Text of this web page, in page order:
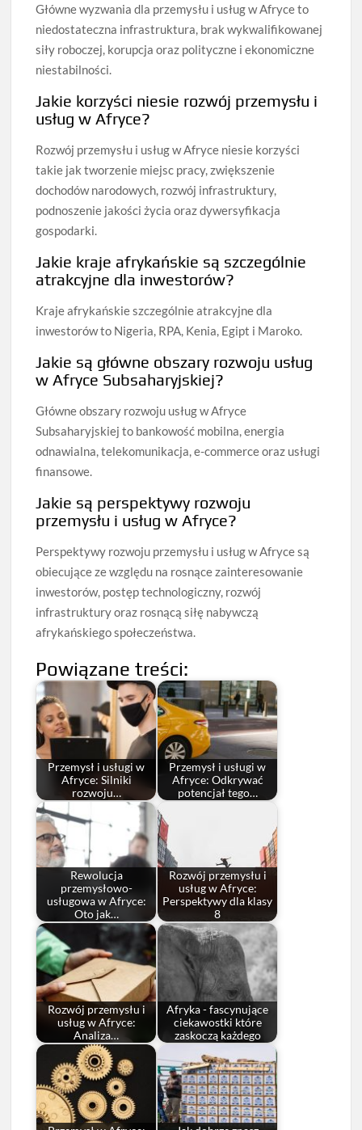
Główne wyzwania dla przemysłu i usług w Afryce to
niedostateczna infrastruktura, brak wykwalifikowanej
siły roboczej, korupcja oraz polityczne i ekonomiczne
niestabilności.
Jakie korzyści niesie rozwój przemysłu i
usług w Afryce?
Rozwój przemysłu i usług w Afryce niesie korzyści
takie jak tworzenie miejsc pracy, zwiększenie
dochodów narodowych, rozwój infrastruktury,
podnoszenie jakości życia oraz dywersyfikacja
gospodarki.
Jakie kraje afrykańskie są szczególnie
atrakcyjne dla inwestorów?
Kraje afrykańskie szczególnie atrakcyjne dla
inwestorów to Nigeria, RPA, Kenia, Egipt i Maroko.
Jakie są główne obszary rozwoju usług
w Afryce Subsaharyjskiej?
Główne obszary rozwoju usług w Afryce
Subsaharyjskiej to bankowość mobilna, energia
odnawialna, telekomunikacja, e-commerce oraz usługi
finansowe.
Jakie są perspektywy rozwoju
przemysłu i usług w Afryce?
Perspektywy rozwoju przemysłu i usług w Afryce są
obiecujące ze względu na rosnące zainteresowanie
inwestorów, postęp technologiczny, rozwój
infrastruktury oraz rosnącą siłę nabywczą
afrykańskiego społeczeństwa.
Powiązane treści:
Przemysł i usługi w
Afryce: Silniki
rozwoju…
Przemysł i usługi w
Afryce: Odkrywać
potencjał tego…
Rewolucja
przemysłowo-
usługowa w Afryce:
Oto jak…
Rozwój przemysłu i
usług w Afryce:
Perspektywy dla klasy
8
Rozwój przemysłu i
usług w Afryce:
Analiza…
Afryka - fascynujące
ciekawostki które
zaskoczą każdego